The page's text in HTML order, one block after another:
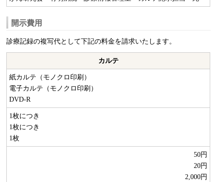
開示費用
診療記録の複写代として下記の料金を請求いたします。
カルテ
紙カルテ（モノクロ印刷）
電子カルテ（モノクロ印刷）
DVD-R
1枚につき
1枚につき
1枚
50円
20円
2,000円